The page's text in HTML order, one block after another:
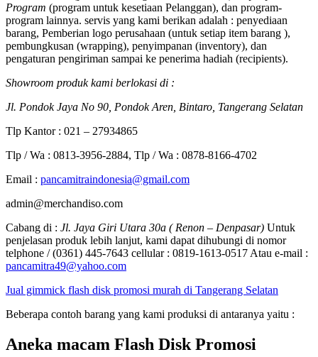
Program (program untuk kesetiaan Pelanggan), dan program-
program lainnya. servis yang kami berikan adalah : penyediaan
barang, Pemberian logo perusahaan (untuk setiap item barang ),
pembungkusan (wrapping), penyimpanan (inventory), dan
pengaturan pengiriman sampai ke penerima hadiah (recipients).
Showroom produk kami berlokasi di :
Jl. Pondok Jaya No 90, Pondok Aren, Bintaro, Tangerang Selatan
Tlp Kantor : 021 – 27934865
Tlp / Wa : 0813-3956-2884, Tlp / Wa : 0878-8166-4702
Email : pancamitraindonesia@gmail.com
admin@merchandiso.com
Cabang di : Jl. Jaya Giri Utara 30a ( Renon – Denpasar) Untuk
penjelasan produk lebih lanjut, kami dapat dihubungi di nomor
telphone / (0361) 445-7643 cellular : 0819-1613-0517 Atau e-mail :
pancamitra49@yahoo.com
Jual gimmick flash disk promosi murah di Tangerang Selatan
Beberapa contoh barang yang kami produksi di antaranya yaitu :
Aneka macam Flash Disk Promosi